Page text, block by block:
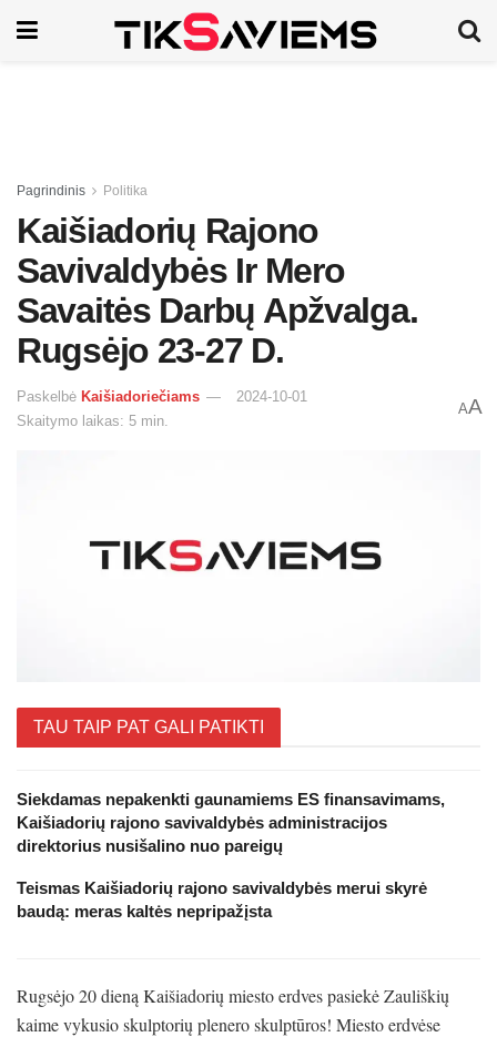
Pagrindinis Politika
Kaišiadorių Rajono
Savivaldybės Ir Mero
Savaitės Darbų Apžvalga.
Rugsėjo 23-27 D.
Paskelbė Kaišiadoriečiams
2024-10-01
Skaitymo laikas: 5 min.
AA
TAU TAIP PAT GALI PATIKTI
Siekdamas nepakenkti gaunamiems ES finansavimams,
Kaišiadorių rajono savivaldybės administracijos
direktorius nusišalino nuo pareigų
Teismas Kaišiadorių rajono savivaldybės merui skyrė
baudą: meras kaltės nepripažįsta
Rugsėjo 20 dieną Kaišiadorių miesto erdves pasiekė Zauliškių
kaime vykusio skulptorių plenero skulptūros! Miesto erdvėse